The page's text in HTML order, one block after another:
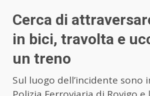
Cerca di
in bici, travolta e
un treno
Sul luogo dell’incidente sono